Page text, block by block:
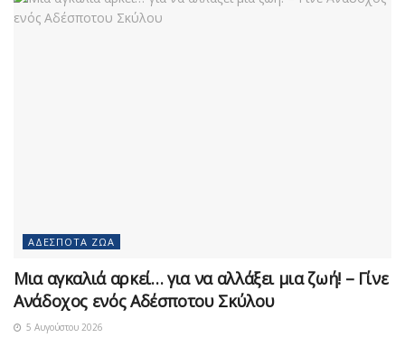
ΑΔΈΣΠΟΤΑ ΖΏΑ
Μια αγκαλιά αρκεί… για να αλλάξει μια ζωή! – Γίνε
Ανάδοχος ενός Αδέσποτου Σκύλου
5 Αυγούστου 2026